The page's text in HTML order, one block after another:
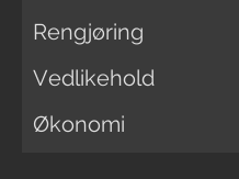
Rengjøring
Vedlikehold
Økonomi